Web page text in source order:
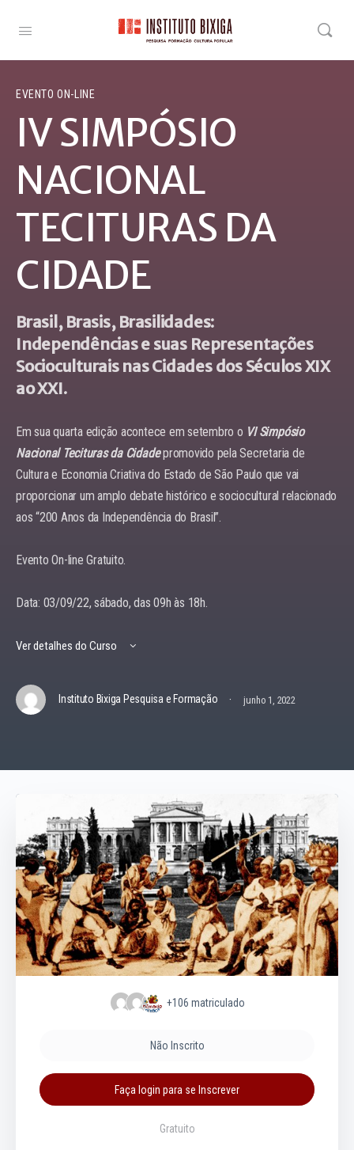
EVENTO ON-LINE
IV SIMPÓSIO
NACIONAL
TECITURAS DA
CIDADE
Brasil, Brasis, Brasilidades:
Independências e suas Representações
Socioculturais nas Cidades dos Séculos XIX
ao XXI.
Em sua quarta edição acontece em setembro o VI Simpósio
Nacional Tecituras da Cidadepromovido pela Secretaria de
Cultura e Economia Criativa do Estado de São Paulo que vai
proporcionar um amplo debate histórico e sociocultural relacionado
aos “200 Anos da Independência do Brasil”.
Evento On-line Gratuito.
Data: 03/09/22, sábado, das 09h às 18h.
Ver detalhes do Curso
Instituto Bixiga Pesquisa e Formação · junho 1, 2022
+106 matriculado
Não Inscrito
Faça login para se Inscrever
Gratuito